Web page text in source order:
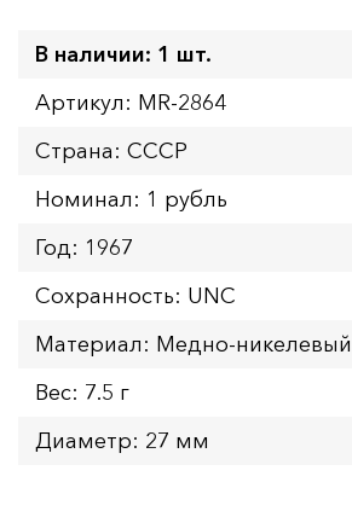
В наличии: 1 шт.
Артикул: MR-2864
Страна: СССР
Номинал: 1 рубль
Год: 1967
Сохранность: UNC
Материал: Медно-
Вес: 7.5 г
Диаметр: 27 мм